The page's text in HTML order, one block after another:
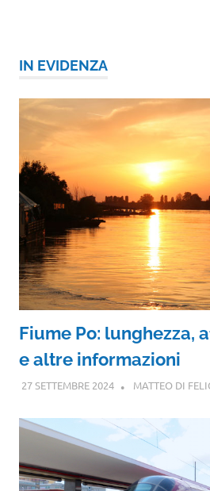
IN EVIDENZA
Fiume Po: lunghezza,
e altre informazioni
27 SETTEMBRE 2024 MATTEO DI